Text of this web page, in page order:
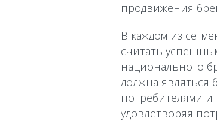
продвижения
В каждом из
считать
национального
должна являться
потребителями
удовлетворяя